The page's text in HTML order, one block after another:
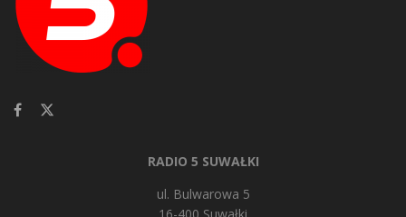
RADIO 5 SUWAŁKI
ul. Bulwarowa 5